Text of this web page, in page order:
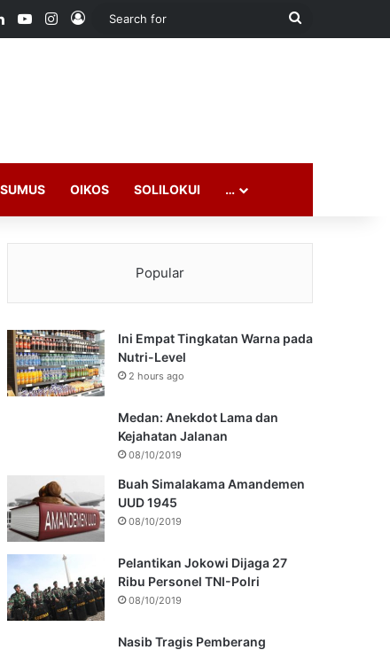
LinkedInYouTubeInstagram
Log In
Search
OIKOS SOLILOKUI …
Popular
Ini Empat Tingkatan Warna pada
Nutri-Level
2 hours ago
Medan: Anekdot Lama dan
Kejahatan Jalanan
08/10/2019
Buah Simalakama Amandemen
UUD 1945
08/10/2019
Pelantikan Jokowi Dijaga 27
Ribu Personel TNI-Polri
08/10/2019
Nasib Tragis Pemberang